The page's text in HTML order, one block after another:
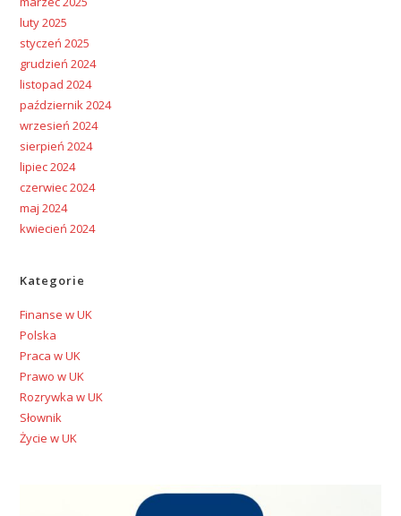
luty 2025
styczeń 2025
grudzień 2024
listopad 2024
październik 2024
wrzesień 2024
sierpień 2024
lipiec 2024
czerwiec 2024
maj 2024
kwiecień 2024
Kategorie
Finanse w UK
Polska
Praca w UK
Prawo w UK
Rozrywka w UK
Słownik
Życie w UK